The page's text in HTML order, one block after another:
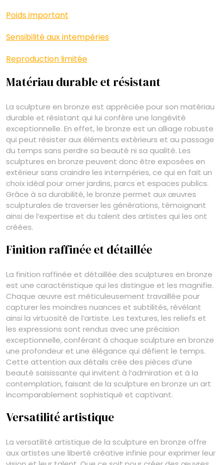
Poids important
Sensibilité aux intempéries
Reproduction limitée
Matériau durable et résistant
La sculpture en bronze est appréciée pour son matériau
durable et résistant qui lui confère une longévité
exceptionnelle. En effet, le bronze est un alliage robuste
qui peut résister aux éléments extérieurs et au passage
du temps sans perdre sa beauté ni sa qualité. Les
sculptures en bronze peuvent donc être exposées en
extérieur sans craindre les intempéries, ce qui en fait un
choix idéal pour orner jardins, parcs et espaces publics.
Grâce à sa durabilité, le bronze permet aux œuvres
sculpturales de traverser les générations, témoignant
ainsi de l’expertise et du talent des artistes qui les ont
créées.
Finition raffinée et détaillée
La finition raffinée et détaillée des sculptures en bronze
est une caractéristique qui les distingue et les magnifie.
Chaque œuvre est méticuleusement travaillée pour
capturer les moindres nuances et subtilités, révélant
ainsi la virtuosité de l’artiste. Les textures, les reliefs et
les expressions sont rendus avec une précision
exceptionnelle, conférant à chaque sculpture en bronze
une profondeur et une élégance qui défient le temps.
Cette attention aux détails crée des pièces d’une
beauté saisissante qui invitent à l’admiration et à la
contemplation, faisant de la sculpture en bronze un art
incomparablement sophistiqué et captivant.
Versatilité artistique
La versatilité artistique de la sculpture en bronze offre
aux artistes une liberté créative infinie pour exprimer leur